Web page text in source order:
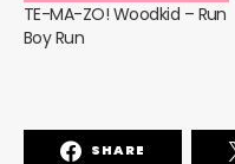
TE-MA-ZO! Woodkid – Run
Boy Run
SHARE